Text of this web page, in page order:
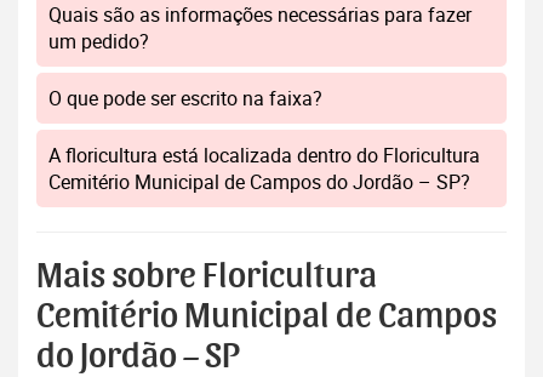
Quais são as informações necessárias para fazer
um pedido?
O que pode ser escrito na faixa?
A floricultura está localizada dentro do Floricultura
Cemitério Municipal de Campos do Jordão – SP?
Mais sobre Floricultura
Cemitério Municipal de Campos
do Jordão – SP